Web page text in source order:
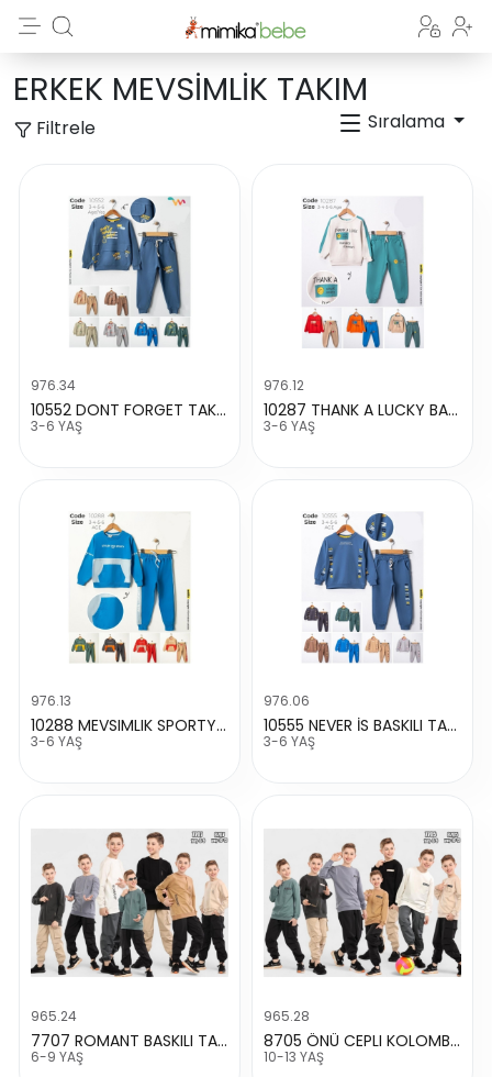
ERKEK MEVSİMLİK TAKIM
Filtrele Sıralama
976.34
10552 DONT FORGET TAKIM
3-6 YAŞ
976.12
10287 THANK A LUCKY BASKILI TAKIM
3-6 YAŞ
976.13
10288 MEVSIMLIK SPORTY TAKIM
3-6 YAŞ
976.06
10555 NEVER İS BASKILI TAKIM
3-6 YAŞ
965.24
7707 ROMANT BASKILI TAKIM
6-9 YAŞ
965.28
8705 ÖNÜ CEPLI KOLOMBIYA TAKIM
10-13 YAŞ